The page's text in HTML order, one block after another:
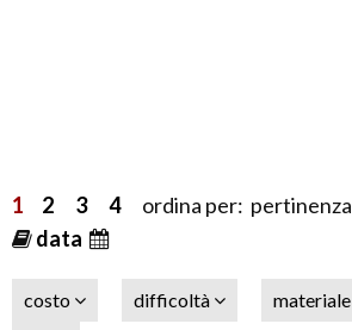
1 2 3 4ordina per: pertinenza
data
costo difficoltà materiale